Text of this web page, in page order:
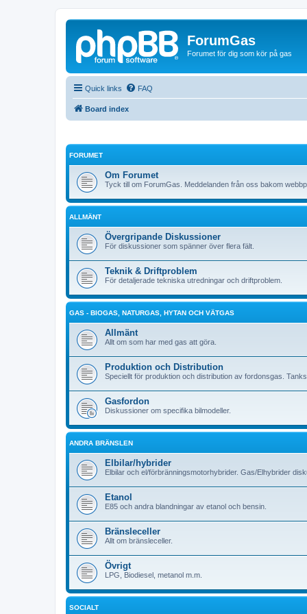
ForumGas
Forumet för dig som kör på gas
Quick links FAQ
Board index
FORUMET
Om Forumet
Tyck till om ForumGas. Meddelanden från oss bakom
ALLMÄNT
Övergripande Diskussioner
För diskussioner som spänner över flera fält.
Teknik & Driftproblem
För detaljerade tekniska utredningar och driftproblem.
GAS - BIOGAS, NATURGAS, HYTAN OCH VÄTGAS
Allmänt
Allt om som har med gas att göra.
Produktion och Distribution
Speciellt för produktion och distribution av fordonsgas.
Gasfordon
Diskussioner om specifika bilmodeller.
ANDRA BRÄNSLEN
Elbilar/hybrider
Elbilar och el/förbränningsmotorhybrider. Gas/Elhybrider
Etanol
E85 och andra blandningar av etanol och bensin.
Bränsleceller
Allt om bränsleceller.
Övrigt
LPG, Biodiesel, metanol m.m.
SOCIALT